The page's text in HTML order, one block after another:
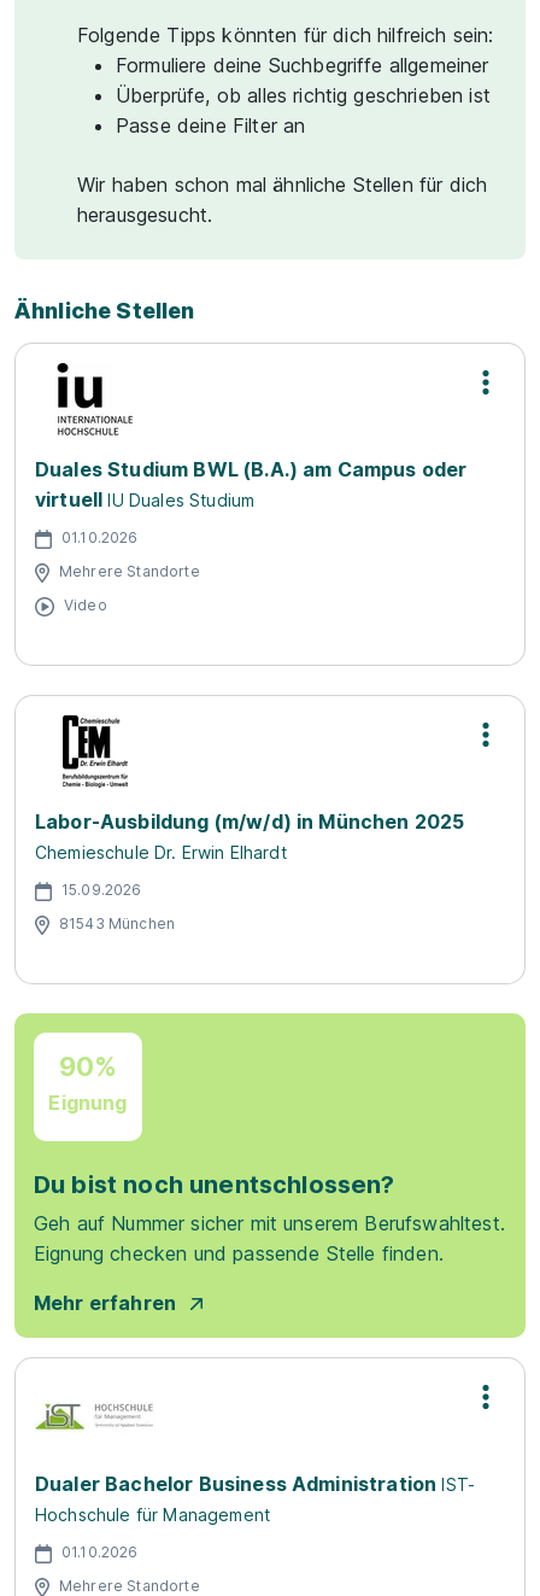
Folgende Tipps könnten für dich hilfreich sein:
Formuliere deine Suchbegriffe allgemeiner
Überprüfe, ob alles richtig geschrieben ist
Passe deine Filter an
Wir haben schon mal ähnliche Stellen für dich
herausgesucht.
Ähnliche Stellen
Duales Studium BWL (B.A.) am Campus oder
virtuell IU Duales Studium
01.10.2026
Mehrere Standorte
Video
Labor-Ausbildung (m/w/d) in München 2025
Chemieschule Dr. Erwin Elhardt
15.09.2026
81543 München
90%
Eignung
Du bist noch unentschlossen?
Geh auf Nummer sicher mit unserem Berufswahltest.
Eignung checken und passende Stelle finden.
Mehr erfahren
Dualer Bachelor Business Administration IST-
Hochschule für Management
01.10.2026
Mehrere Standorte